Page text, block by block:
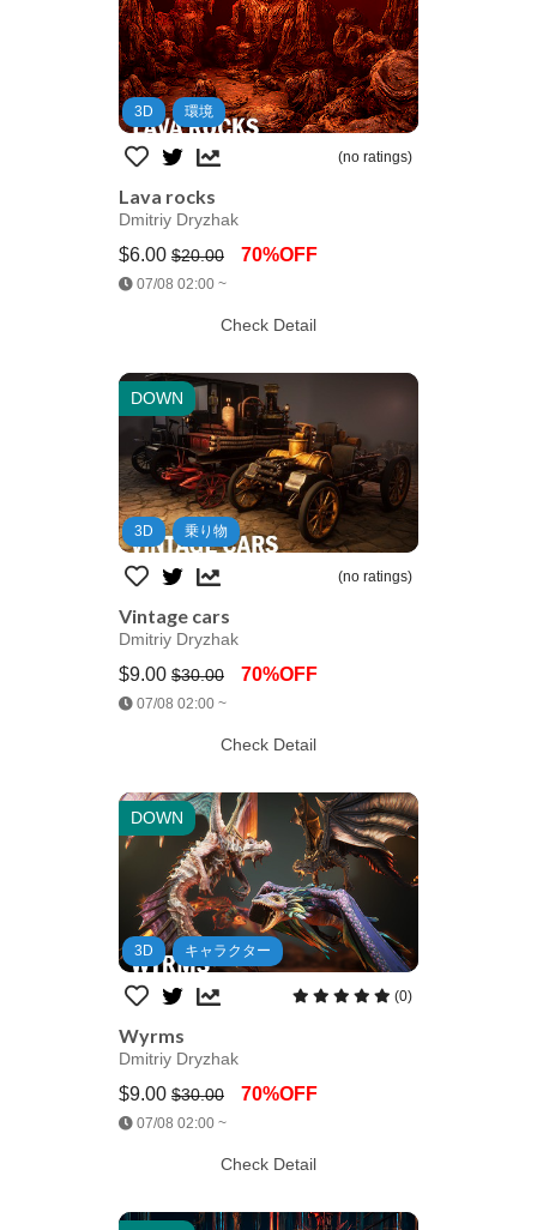
3D 環境
(no ratings)
Lava rocks
Dmitriy Dryzhak
$6.00 $20.00 70%OFF
07/08 02:00 ~
Check Detail
DOWN
Jump AssetStore
3D 乗り物
(no ratings)
Vintage cars
Dmitriy Dryzhak
$9.00 $30.00 70%OFF
07/08 02:00 ~
Check Detail
DOWN
Jump AssetStore
3D キャラクター
(0)
Wyrms
Dmitriy Dryzhak
$9.00 $30.00 70%OFF
07/08 02:00 ~
Check Detail
Jump AssetStore